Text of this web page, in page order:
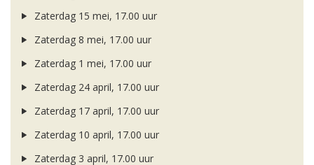
Zaterdag 15 mei, 17.00 uur
Zaterdag 8 mei, 17.00 uur
Zaterdag 1 mei, 17.00 uur
Zaterdag 24 april, 17.00 uur
Zaterdag 17 april, 17.00 uur
Zaterdag 10 april, 17.00 uur
Zaterdag 3 april, 17.00 uur